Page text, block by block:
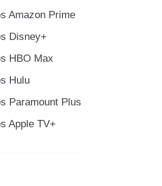
Amazon Prime
Disney+
HBO Max
Hulu
Paramount Plus
Apple TV+